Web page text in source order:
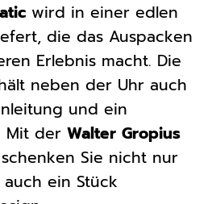
wird in einer edlen
die das Auspacken
Erlebnis macht. Die
neben der Uhr auch
und ein
Mit der Walter Gropius
schenken Sie nicht nur
ein Stück